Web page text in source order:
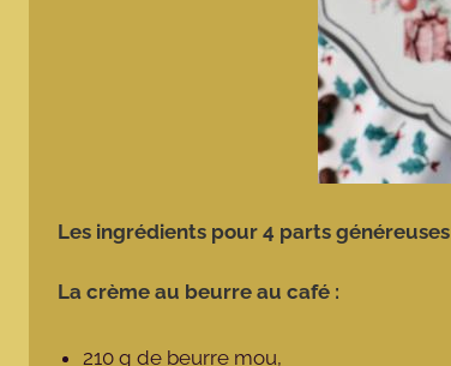
Les ingrédients pour 4 parts généreuses
La crème au beurre au café :
210 g de beurre mou,